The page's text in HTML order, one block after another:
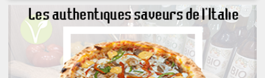
MENUS BAMBINO
NOS PATES GRATINEES
NOS BURRITOS GRATINES